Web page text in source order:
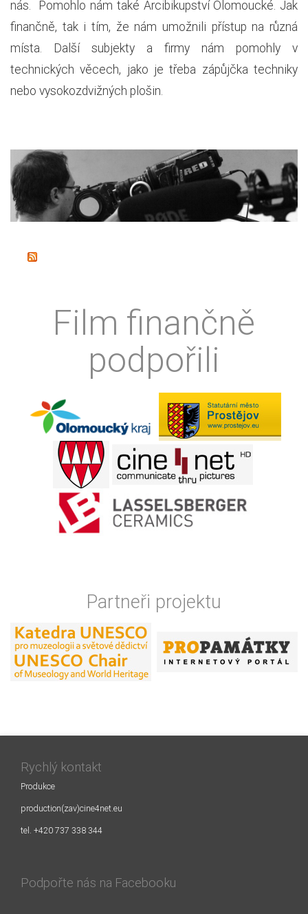
nás. Pomohlo nám také Arcibikupství Olomoucké. Jak
finančně, tak i tím, že nám umožnili přístup na různá
místa. Další subjekty a firmy nám pomohly v
technických věcech, jako je třeba zápůjčka techniky
nebo vysokozdvižných plošin.
Film finančně
podpořili
Partneři projektu
Rychlý kontakt
Produkce
production(zav)cine4net.eu
tel. +420 737 338 344
Podpořte nás na Facebooku